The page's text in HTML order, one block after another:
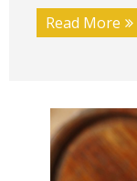
Read More